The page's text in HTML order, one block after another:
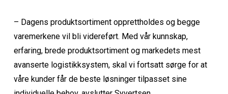
– Dagens produktsortiment opprettholdes og begge
varemerkene vil bli videreført. Med vår kunnskap,
erfaring, brede produktsortiment og markedets mest
avanserte logistikksystem, skal vi fortsatt sørge for at
våre kunder får de beste løsninger tilpasset sine